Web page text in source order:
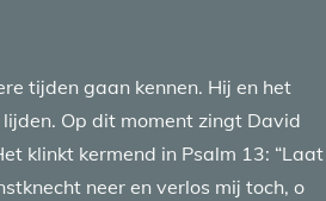
tijden gaan kennen. Hij en het
Op dit moment zingt David
klinkt kermend in Psalm 13: “Laat
neer en verlos mij toch, o